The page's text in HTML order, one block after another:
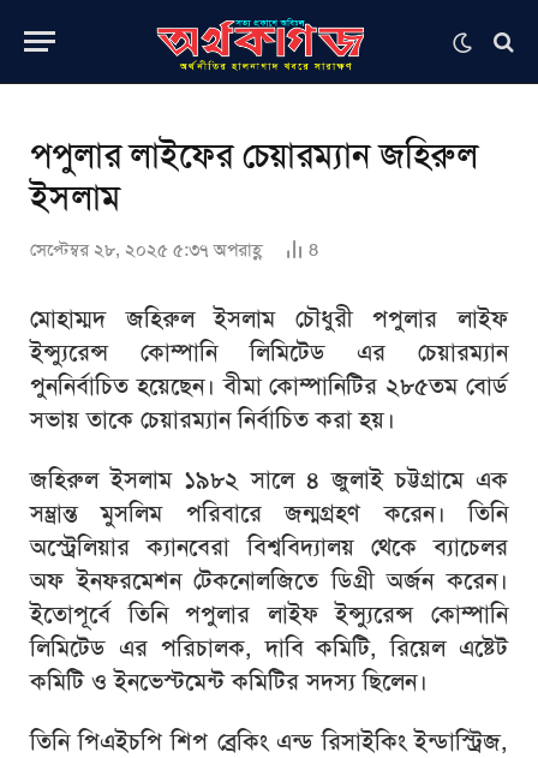
পপুলার লাইফের চেয়ারম্যান জহিরুল
ইসলাম
সেপ্টেম্বর ২৮, ২০২৫ ৫:৩৭ অপরাহ্ণ 8
মোহাম্মদ জহিরুল ইসলাম চৌধুরী পপুলার লাইফ
ইন্স্যুরেন্স কোম্পানি লিমিটেড এর চেয়ারম্যান
পুননির্বাচিত হয়েছেন। বীমা কোম্পানিটির ২৮৫তম বোর্ড
সভায় তাকে চেয়ারম্যান নির্বাচিত করা হয়।
জহিরুল ইসলাম ১৯৮২ সালে ৪ জুলাই চট্টগ্রামে এক
সম্ভ্রান্ত মুসলিম পরিবারে জন্মগ্রহণ করেন। তিনি
অস্ট্রেলিয়ার ক্যানবেরা বিশ্ববিদ্যালয় থেকে ব্যাচেলর
অফ ইনফরমেশন টেকনোলজিতে ডিগ্রী অর্জন করেন।
ইতোপূর্বে তিনি পপুলার লাইফ ইন্স্যুরেন্স কোম্পানি
লিমিটেড এর পরিচালক, দাবি কমিটি, রিয়েল এষ্টেট
কমিটি ও ইনভেস্টমেন্ট কমিটির সদস্য ছিলেন।
তিনি পিএইচপি শিপ ব্রেকিং এন্ড রিসাইকিং ইন্ডাস্ট্রিজ,